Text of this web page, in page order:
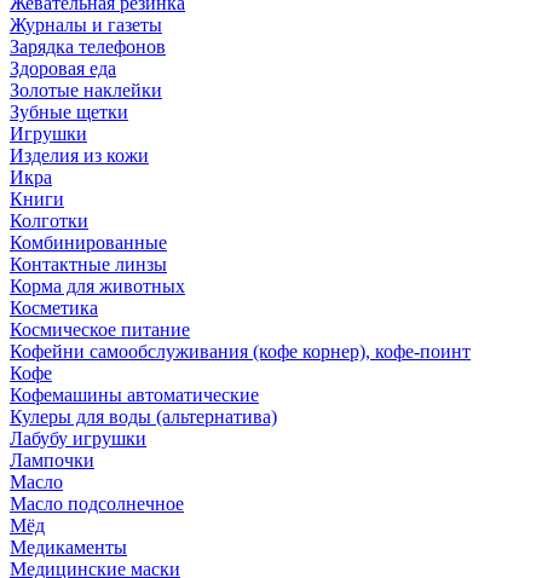
Журналы и газеты
Зарядка телефонов
Здоровая еда
Золотые наклейки
Зубные щетки
Игрушки
Изделия из кожи
Икра
Книги
Колготки
Комбинированные
Контактные линзы
Корма для животных
Косметика
Космическое питание
Кофейни самообслуживания (кофе корнер), кофе-поинт
Кофе
Кофемашины автоматические
Кулеры для воды (альтернатива)
Лабубу игрушки
Лампочки
Масло
Масло подсолнечное
Мёд
Медикаменты
Медицинские маски